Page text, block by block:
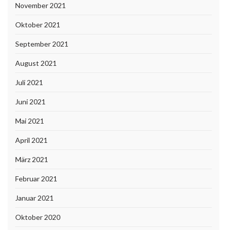
November 2021
Oktober 2021
September 2021
August 2021
Juli 2021
Juni 2021
Mai 2021
April 2021
März 2021
Februar 2021
Januar 2021
Oktober 2020